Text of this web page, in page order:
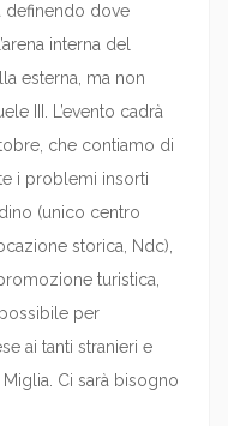
definendo dove
interna del
esterna, ma non
III. L’evento cadrà
che contiamo di
i problemi insorti
(unico centro
storica, Ndc),
turistica,
per
ai tanti stranieri e
Ci sarà bisogno